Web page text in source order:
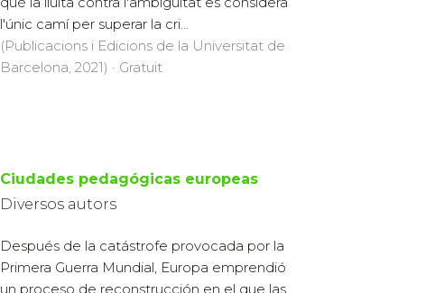
l'únic camí per superar la cri...
(Publicacions i Edicions de la Universitat de
Barcelona, 2021) · Gratuït
Ciudades pedagógicas europeas
Diversos autors
Después de la catástrofe provocada por la
Primera Guerra Mundial, Europa emprendió
un proceso de reconstrucción en el que las